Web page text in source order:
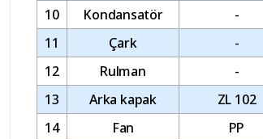
10
Kondansatör
-
11
Çark
-
12
Rulman
-
13
Arka kapak
ZL 102
14
Fan
PP